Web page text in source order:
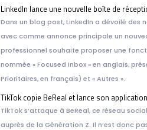
LinkedIn lance une nouvelle boîte de
Dans un blog post, LinkedIn a dévoilé des
avec comme annonce principale un
professionnel souhaite proposer une
nommée « Focused Inbox » en anglais,
Prioritaires, en français) et « Autres ».
TikTok copie BeReal et lance son
TikTok s’attaque à BeReal, ce réseau
auprès de la Génération Z. Il n’est donc